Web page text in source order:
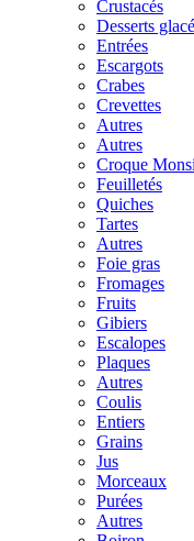
Crustacés
Desserts
Entrées
Escargots
Crabes
Crevettes
Autres
Autres
Croque
Feuilletés
Quiches
Tartes
Autres
Foie gras
Fromages
Fruits
Gibiers
Escalopes
Plaques
Autres
Coulis
Entiers
Grains
Jus
Morceaux
Purées
Autres